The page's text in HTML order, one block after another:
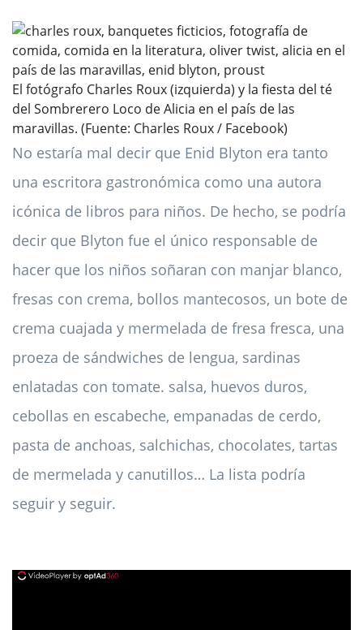
El fotógrafo Charles Roux (izquierda) y la fiesta del té
del Sombrerero Loco de Alicia en el país de las
maravillas. (Fuente: Charles Roux / Facebook)
No estaría mal decir que Enid Blyton era tanto
una escritora gastronómica como una autora
icónica de libros para niños. De hecho, se podría
decir que Blyton fue el único responsable de
hacer que los niños soñaran con manjar blanco,
fresas con crema, bollos mantecosos, un bote de
crema cuajada y mermelada de fresa fresca, una
proeza de sándwiches de lengua, sardinas
enlatadas con tomate. salsa, huevos duros,
cebollas en escabeche, empanadas de cerdo,
pasta de anchoas, salchichas, chocolates, tartas
de mermelada y canutillos… La lista podría
seguir y seguir.